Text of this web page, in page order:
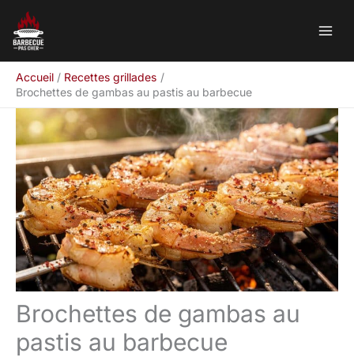
contenu
Accueil
Recettes grillades
Brochettes de gambas au pastis au barbecue
Brochettes de gambas au
pastis au barbecue
Rechercher